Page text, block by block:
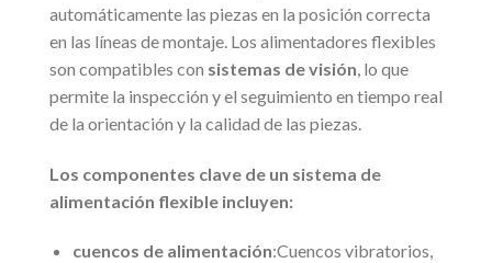
automáticamente las piezas en la posición correcta
en las líneas de montaje. Los alimentadores flexibles
son compatibles con sistemas de visión, lo que
permite la inspección y el seguimiento en tiempo real
de la orientación y la calidad de las piezas.
Los componentes clave de un sistema de
alimentación flexible incluyen:
cuencos de alimentación:Cuencos vibratorios,